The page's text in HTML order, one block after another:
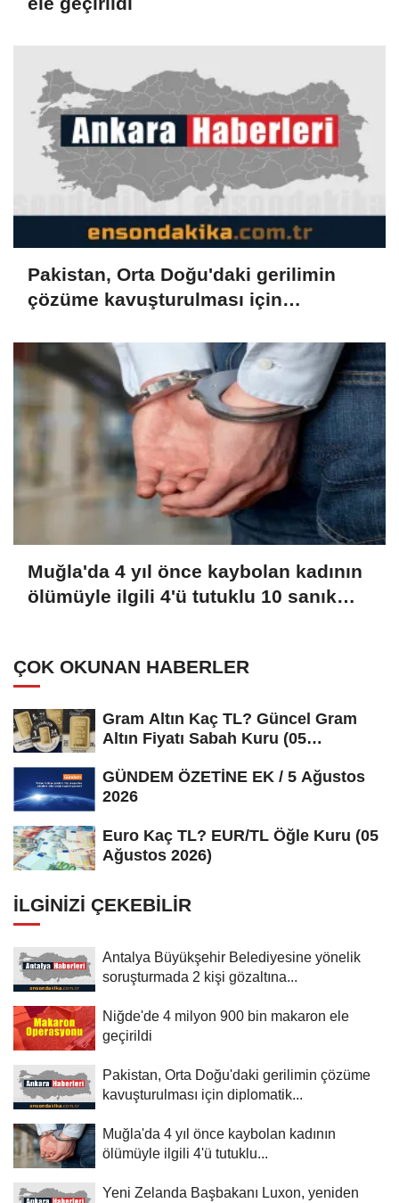
Pakistan, Orta Doğu'daki gerilimin
çözüme kavuşturulması için
Muğla'da 4 yıl önce kaybolan kadının
ölümüyle ilgili 4'ü tutuklu 10 sanık
ÇOK OKUNAN HABERLER
Gram Altın Kaç TL? Güncel Gram
Altın Fiyatı Sabah Kuru (05
GÜNDEM ÖZETİNE EK / 5 Ağustos
2026
Euro Kaç TL? EUR/TL Öğle Kuru (05
Ağustos 2026)
İLGINIZI ÇEKEBILIR
Antalya Büyükşehir Belediyesine yönelik
soruşturmada 2 kişi gözaltına...
Niğde'de 4 milyon 900 bin makaron ele
geçirildi
Pakistan, Orta Doğu'daki gerilimin çözüme
kavuşturulması için diplomatik...
Muğla'da 4 yıl önce kaybolan kadının
ölümüyle ilgili 4'ü tutuklu...
Yeni Zelanda Başbakanı Luxon, yeniden